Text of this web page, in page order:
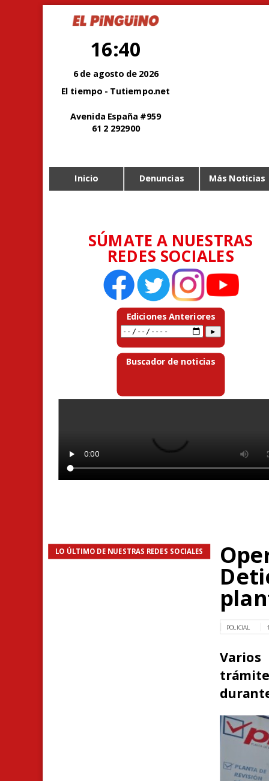
16:40
6 de agosto de 2026
El tiempo - Tutiempo.net
Avenida España #959
61 2 292900
Inicio Denuncias Más Noticias
SÚMATE A NUESTRAS
REDES SOCIALES
Ediciones Anteriores
Buscador de noticias
LO ÚLTIMO DE NUESTRAS REDES SOCIALES
POLICIAL
Varios